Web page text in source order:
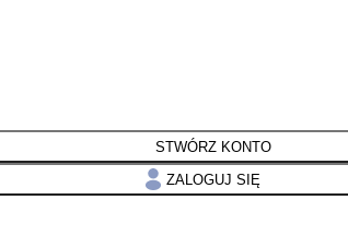
STWÓRZ KONTO
ZALOGUJ SIĘ